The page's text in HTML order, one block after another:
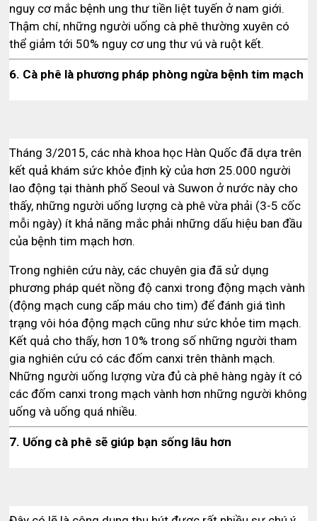
nguy cơ mắc bệnh ung thư tiền liệt tuyến ở nam giới.
Thậm chí, những người uống cà phê thường xuyên có
thể giảm tới 50% nguy cơ ung thư vú và ruột kết.
6. Cà phê là phương pháp phòng ngừa bệnh tim mạch
Tháng 3/2015, các nhà khoa học Hàn Quốc đã dựa trên
kết quả khám sức khỏe định kỳ của hơn 25.000 người
lao động tại thành phố Seoul và Suwon ở nước này cho
thấy, những người uống lượng cà phê vừa phải (3-5 cốc
mỗi ngày) ít khả năng mắc phải những dấu hiệu ban đầu
của bệnh tim mạch hơn.
Trong nghiên cứu này, các chuyên gia đã sử dụng
phương pháp quét nồng độ canxi trong động mạch vành
(động mạch cung cấp máu cho tim) để đánh giá tình
trạng vôi hóa động mạch cũng như sức khỏe tim mạch.
Kết quả cho thấy, hơn 10% trong số những người tham
gia nghiên cứu có các đốm canxi trên thành mạch.
Những người uống lượng vừa đủ cà phê hàng ngày ít có
các đốm canxi trong mạch vành hơn những người không
uống và uống quá nhiều.
7. Uống cà phê sẽ giúp bạn sống lâu hơn